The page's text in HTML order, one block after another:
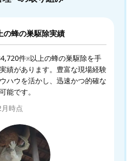
の蜂の巣駆除実績
件※以上の蜂の巣駆除を手
績があります。豊富な現場経験
ハウを活かし、迅速かつ的確な
能です。
時点